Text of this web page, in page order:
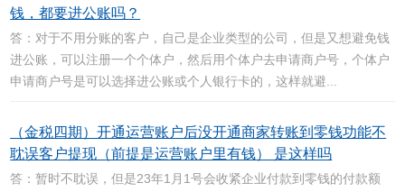
钱，都要进公账吗？
答：对于不用分账的客户，自己是企业类型的公司，但是又想避免钱
进公账，可以注册一个个体户，然后用个体户去申请商户号，个体户
申请商户号是可以选择进公账或个人银行卡的，这样就避...
（金税四期）开通运营账户后没开通商家转账到零钱功能不
耽误客户提现（前提是运营账户里有钱） 是这样吗
答：暂时不耽误，但是23年1月1号会收紧企业付款到零钱的付款额